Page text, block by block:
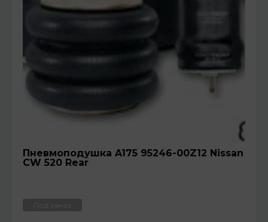
Пневмоподушка A175 95246-00Z12 Nissan
CW 520 Rear